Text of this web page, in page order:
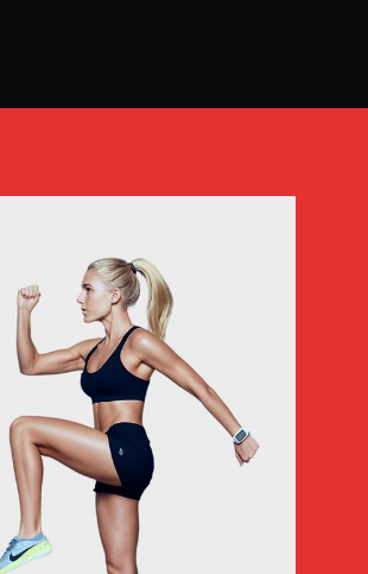
адреналин
Минск Мир
+375 (29) 339-50-15